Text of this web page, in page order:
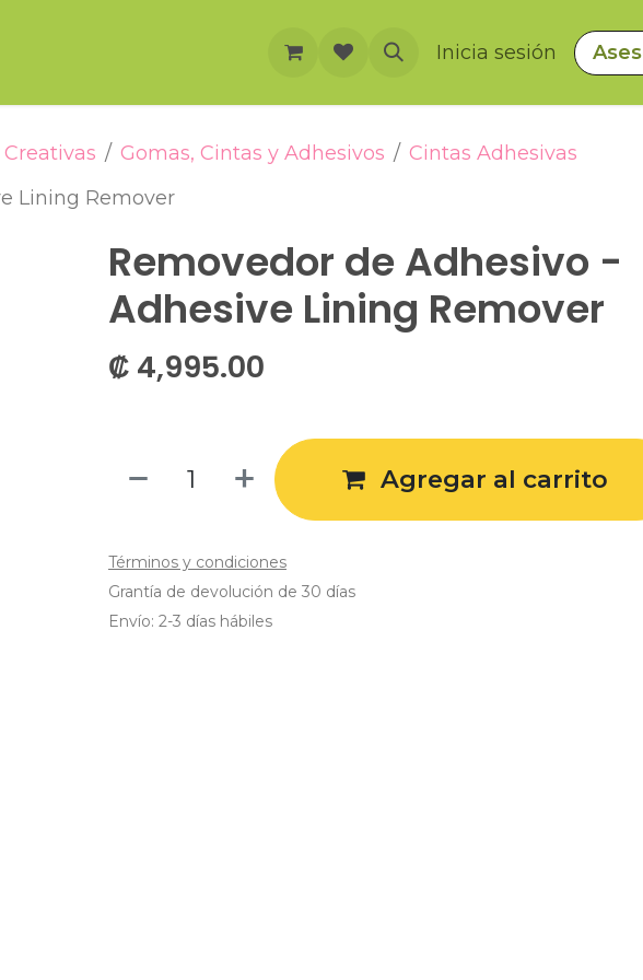
Eventos Inicia sesión
Gomas, Cintas y Adhesivos
Cintas Adhesivas
Lining Remover
Removedor de Adhesivo -
Adhesive Lining Remover
₡ 4,995.00
Agregar al carrito
Términos y condiciones
Grantía de devolución de 30 días
Envío: 2-3 días hábiles